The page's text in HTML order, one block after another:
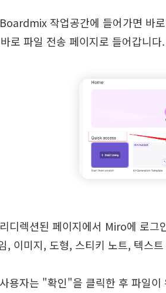
작업공간에 들어가면 바
로 파일 전송 페이지로 들어갑니다.
디렉션된 페이지에서 Miro에 로그
, 이미지, 도형, 스티키 노트, 텍스
용자는 "확인"을 클릭한 후 파일